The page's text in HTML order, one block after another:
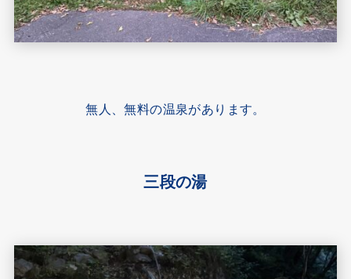
無人、無料の温泉があります。
三段の湯